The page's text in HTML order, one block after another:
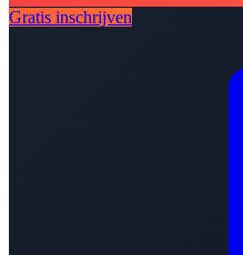
Gratis inschrijven